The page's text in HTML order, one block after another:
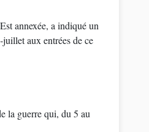
annexée, a indiqué un
aux entrées de ce
la guerre qui, du 5 au